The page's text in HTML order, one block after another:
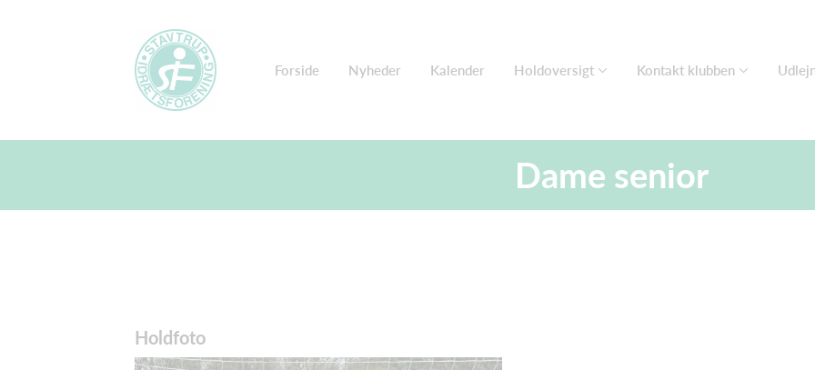
Forside Nyheder Kalender Holdoversigt Kontakt klubben
Dame senior
Holdfoto